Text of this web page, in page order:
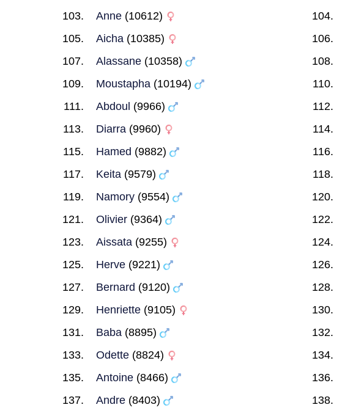
Anne (10612)
Aicha (10385)
Alassane (10358)
Moustapha (10194)
Abdoul (9966)
Diarra (9960)
Hamed (9882)
Keita (9579)
Namory (9554)
Olivier (9364)
Aissata (9255)
Herve (9221)
Bernard (9120)
Henriette (9105)
Baba (8895)
Odette (8824)
Antoine (8466)
Andre (8403)